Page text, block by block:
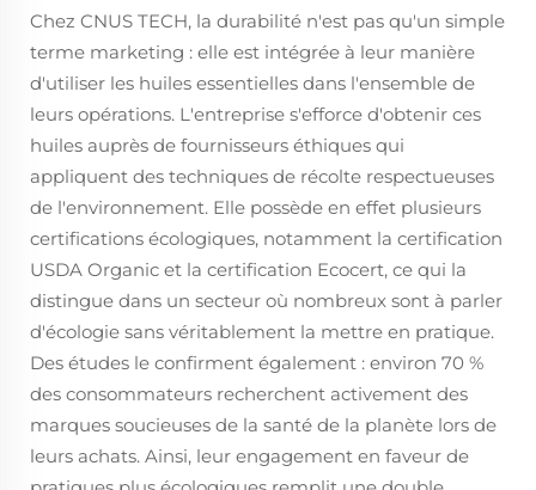
Chez CNUS TECH, la durabilité n'est pas qu'un simple
terme marketing : elle est intégrée à leur manière
d'utiliser les huiles essentielles dans l'ensemble de
leurs opérations. L'entreprise s'efforce d'obtenir ces
huiles auprès de fournisseurs éthiques qui
appliquent des techniques de récolte respectueuses
de l'environnement. Elle possède en effet plusieurs
certifications écologiques, notamment la certification
USDA Organic et la certification Ecocert, ce qui la
distingue dans un secteur où nombreux sont à parler
d'écologie sans véritablement la mettre en pratique.
Des études le confirment également : environ 70 %
des consommateurs recherchent activement des
marques soucieuses de la santé de la planète lors de
leurs achats. Ainsi, leur engagement en faveur de